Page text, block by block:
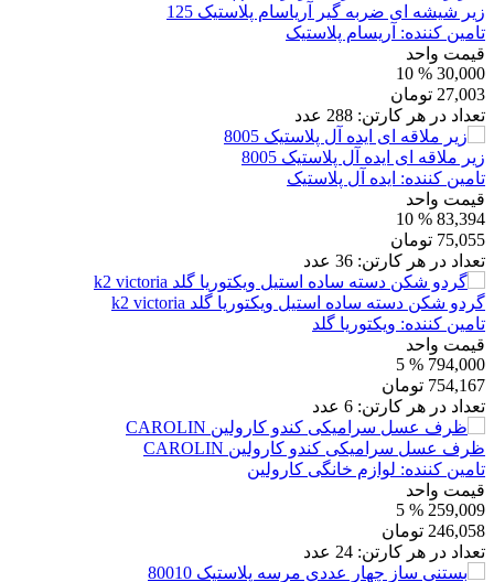
زیر شیشه ای ضربه گیر آریاسام پلاستیک 125
تامین کننده: آریسام پلاستیک
قیمت واحد
30,000
% 10
27,003 تومان
تعداد در هر کارتن: 288 عدد
زیر ملاقه ای ایده آل پلاستیک 8005
تامین کننده: ایده آل پلاستیک
قیمت واحد
83,394
% 10
75,055 تومان
تعداد در هر کارتن: 36 عدد
گردو شکن دسته ساده استیل ویکتوریا گلد k2 victoria
تامین کننده: ویکتوریا گلد
قیمت واحد
794,000
% 5
754,167 تومان
تعداد در هر کارتن: 6 عدد
ظرف عسل سرامیکی کندو کارولین CAROLIN
تامین کننده: لوازم خانگی کارولین
قیمت واحد
259,009
% 5
246,058 تومان
تعداد در هر کارتن: 24 عدد